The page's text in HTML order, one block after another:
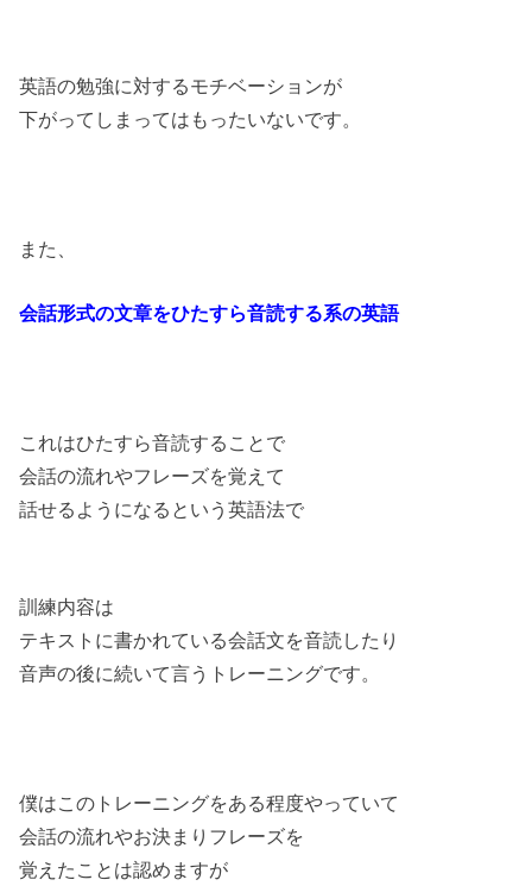
英語の勉強に対するモチベーションが
下がってしまっては もったいないです。
また、
会話形式の文章をひたすら音読する系の英語
これはひたすら音読することで
会話の流れやフレーズを覚えて
話せるようになるという英語法で
訓練内容は
テキストに書かれている会話文を音読したり
音声の後に続いて言うトレーニングです。
僕はこのトレーニングをある程度やっていて
会話の流れやお決まりフレーズを
覚えたことは認めますが